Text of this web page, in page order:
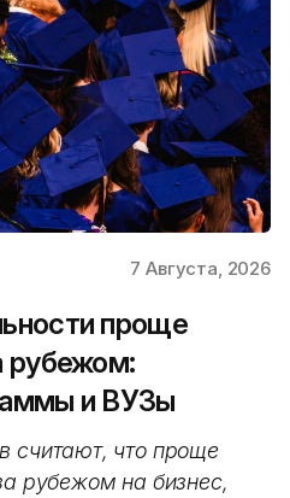
7 Августа, 2026
проще
рубежом:
и ВУЗы
считают, что проще
рубежом на бизнес,